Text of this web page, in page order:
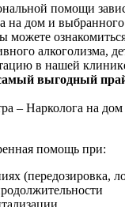
помощи
на дом и
можете
алкоголизма,
в нашей
выгодный
– Нарколога на дом
помощь при:
(передозировка,